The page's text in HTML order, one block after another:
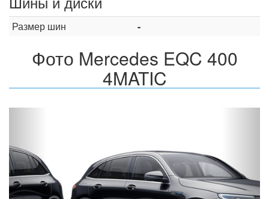
Размер шин -
Фото Mercedes EQC 400
4MATIC